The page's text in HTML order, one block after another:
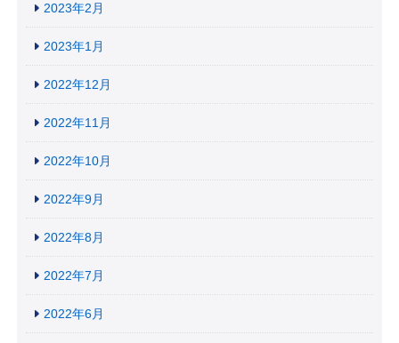
2023年2月
2023年1月
2022年12月
2022年11月
2022年10月
2022年9月
2022年8月
2022年7月
2022年6月